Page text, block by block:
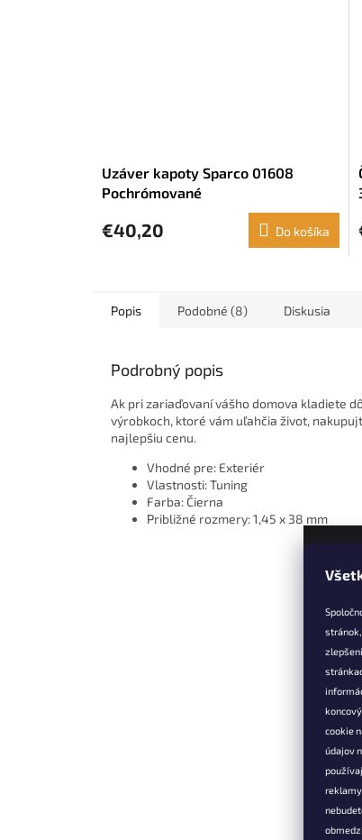
cookie
údajov
Uzáver kapoty Sparco 01608
Pochrómované
€40,20 Do košíka
Popis Podobné (8) Diskusia
Podrobný popis
Ak pri zariaďovaní vášho domova kladiete
výrobkoch, ktoré vám uľahčia život,
najlepšiu cenu.
Vhodné pre: Exteriér
Vlastnosti: Tuning
Farba: Čierna
Približné rozmery: 1,45 x 38 mm